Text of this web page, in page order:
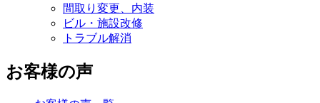
間取り変更、内装
ビル・施設改修
トラブル解消
お客様の声